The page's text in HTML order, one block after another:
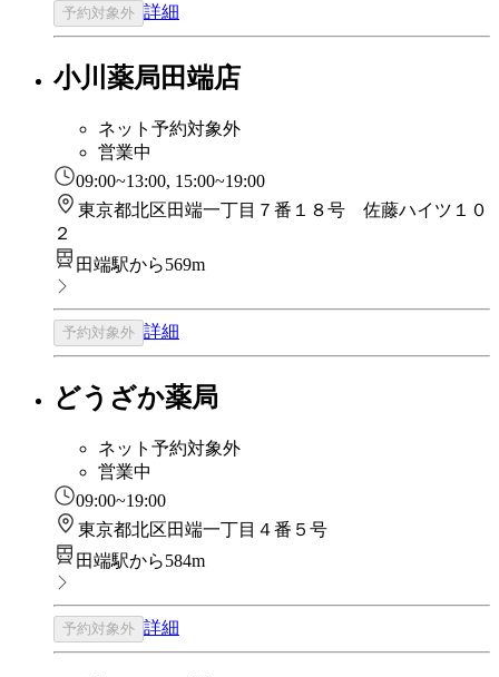
予約対象外 詳細
小川薬局田端店
ネット予約対象外
営業中
09:00~13:00, 15:00~19:00
東京都北区田端一丁目７番１８号 佐藤ハイツ１０
２
田端駅から569m
予約対象外 詳細
どうざか薬局
ネット予約対象外
営業中
09:00~19:00
東京都北区田端一丁目４番５号
田端駅から584m
予約対象外 詳細